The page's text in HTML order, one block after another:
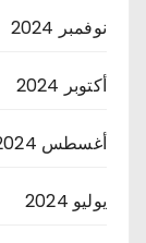
نوفمبر 2024
أكتوبر 2024
أغسطس 2024
يوليو 2024